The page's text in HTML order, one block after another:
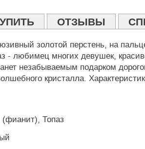
ОТЗЫВЫ
золотой перстень, на
- любимец многих девушек,
незабываемым подарком
кристалла.
Топаз